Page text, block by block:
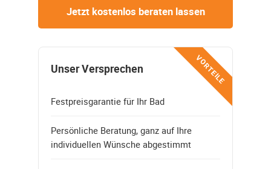
Jetzt kostenlos beraten lassen
VORTEILE
Unser Versprechen
Festpreisgarantie für Ihr Bad
Persönliche Beratung, ganz auf Ihre
individuellen Wünsche abgestimmt